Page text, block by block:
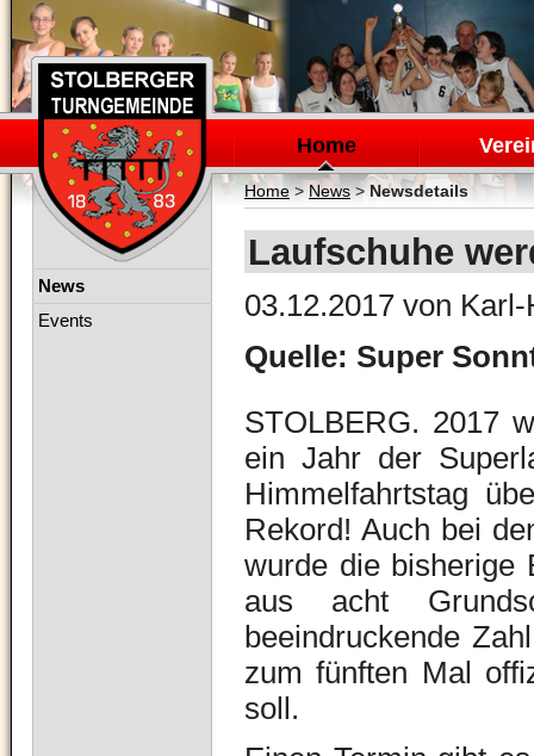
Navigation
überspringen
Home
Home> News>Newsdetails
Laufschuhe
03.12.2017 von
Quelle: Super
STOLBERG. 2017
ein Jahr der
Himmelfahrtstag
Rekord! Auch bei
wurde die bisherige
aus acht
beeindruckende
zum fünften Mal
soll.
Navigation
News
Events